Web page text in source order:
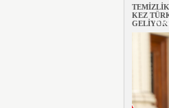
KEZ
GELİYOR